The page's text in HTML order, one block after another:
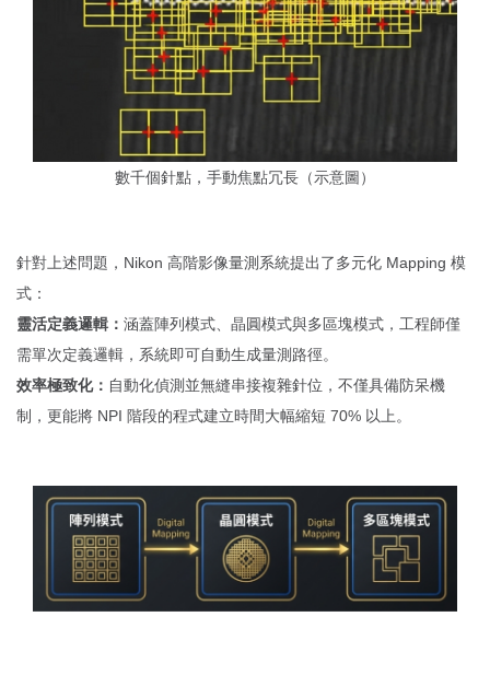
數千個針點，手動焦點冗長（示意圖）
針對上述問題，Nikon 高階影像量測系統提出了多元化 Mapping 模
式：
靈活定義邏輯： 涵蓋陣列模式、晶圓模式與多區塊模式，工程師僅
需單次定義邏輯，系統即可自動生成量測路徑。
效率極致化： 自動化偵測並無縫串接複雜針位，不僅具備防呆機
制，更能將 NPI 階段的程式建立時間大幅縮短 70% 以上。